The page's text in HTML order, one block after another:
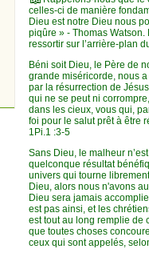
celles-ci de manière
Dieu est notre Dieu nous
piqûre » - Thomas
ressortir sur l’arrière-plan
Béni soit Dieu, le Père de
grande miséricorde, nous
par la résurrection de
qui ne se peut ni
dans les cieux, vous qui,
foi pour le salut prêt à être
1Pi.1 :3-5
Sans Dieu, le malheur
quelconque résultat
univers qui tourne
Dieu, alors nous n'avons
Dieu sera jamais
est pas ainsi, et les
est tout au long remplie de
que toutes choses
ceux qui sont appelés,